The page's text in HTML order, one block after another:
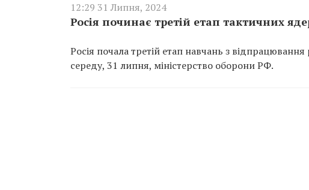
12:29 31 Липня, 2024
Росія починає третій етап тактичних
Росія почала третій етап навчань з
середу, 31 липня, міністерство оборони РФ.